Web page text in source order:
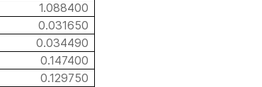
1.088400
0.031650
0.034490
0.147400
0.129750